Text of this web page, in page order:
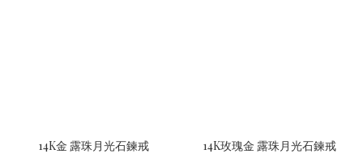
14K金 露珠月光石鍊戒 14K玫瑰金 露珠月光石鍊戒